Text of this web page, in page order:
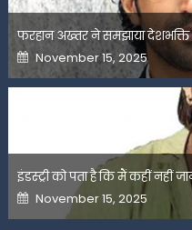
फरहान अख्तर ने समझाया
Posted
on
November 15, 2025
इंडस्ट्री को पता है कि मैं कहीं नहीं
Posted
on
November 15, 2025